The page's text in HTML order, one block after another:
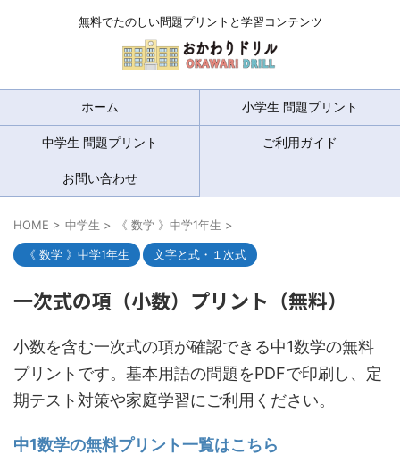
無料でたのしい問題プリントと学習コンテンツ
ホーム 小学生 問題プリント
中学生 問題プリント ご利用ガイド
お問い合わせ
HOME > 中学生 > 《 数学 》中学1年生 >
《 数学 》中学1年生 文字と式・１次式
一次式の項（小数）プリント（無料）
小数を含む一次式の項が確認できる中1数学の無料
プリントです。基本用語の問題をPDFで印刷し、定
期テスト対策や家庭学習にご利用ください。
中1数学の無料プリント一覧はこちら